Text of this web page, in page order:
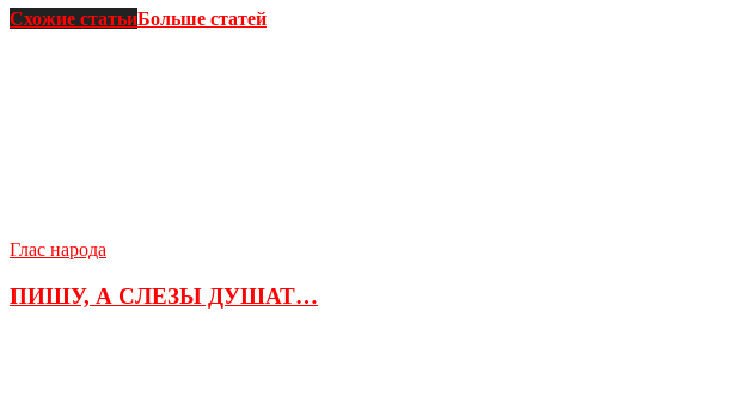
Схожие статьиБольше статей
Глас народа
ПИШУ, А СЛЕЗЫ ДУШАТ…